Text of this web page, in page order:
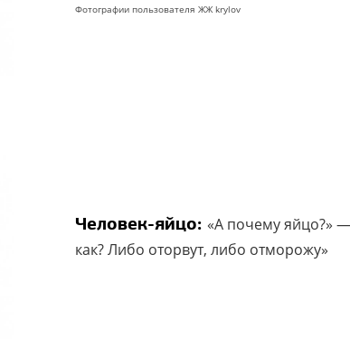
Фотографии пользователя ЖЖ krylov
Человек-яйцо: «А почему яйцо?»
как? Либо оторвут, либо отморожу»